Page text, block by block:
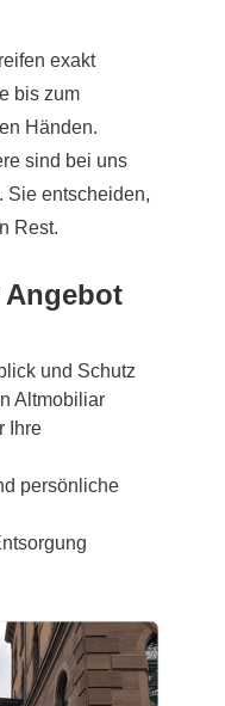
exakt
bis zum
Händen.
sind bei uns
Sie entscheiden,
Rest.
Angebot
und Schutz
Altmobiliar
Ihre
persönliche